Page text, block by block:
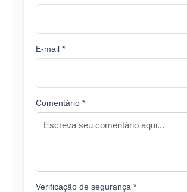
E-mail *
Comentário *
Verificação de segurança *